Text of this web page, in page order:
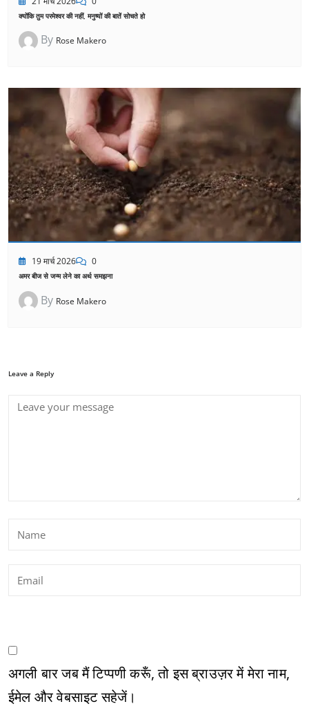
क्योंकि तुम परमेश्वर की नहीं, मनुष्यों की बातें सोचते हो
By Rose Makero
19 मार्च 2026 0
अमर बीज से जन्म लेने का अर्थ समझना
By Rose Makero
Leave a Reply
अगली बार जब मैं टिप्पणी करूँ, तो इस ब्राउज़र में मेरा नाम,
ईमेल और वेबसाइट सहेजें।